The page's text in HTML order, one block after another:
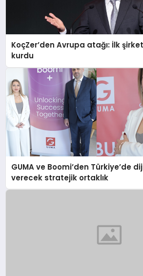
KoçZer’den Avrupa atağı: İlk
kurdu
GUMA ve Boomi’den Türkiye’de
verecek stratejik ortaklık